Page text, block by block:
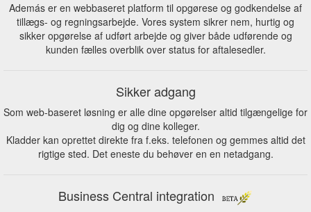
Además er en webbaseret platform til opgørese og godkendelse af
tillægs- og regningsarbejde. Vores system sikrer nem, hurtig og
sikker opgørelse af udført arbejde og giver både udførende og
kunden fælles overblik over status for aftalesedler.
Sikker adgang
Som web-baseret løsning er alle dine opgørelser altid tilgængelige for
dig og dine kolleger.
Kladder kan oprettet direkte fra f.eks. telefonen og gemmes altid det
rigtige sted. Det eneste du behøver en en netadgang.
Business Central integration